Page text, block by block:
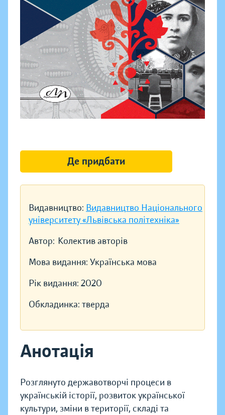
Видавництво: Видавництво Національного
університету «Львівська політехніка»
Автор: Колектив авторів
Мова видання: Українська мова
Рік видання: 2020
Обкладинка: тверда
Анотація
Розглянуто державотворчі процеси в
українській історії, розвиток української
культури, зміни в території, складі та
Де придбати